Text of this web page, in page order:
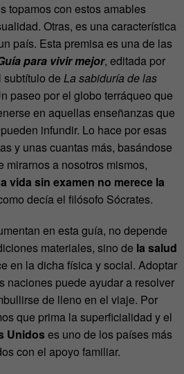
topamos con estos amables
Otras, es una característica
país. Esta premisa es una de las
para vivir mejor, editada por
subtítulo de La sabiduría de las
paseo por el globo terráqueo que
en aquellas enseñanzas que
infundir. Lo hace por esas
y unas cuantas más, basándose
mirarnos a nosotros mismos,
vida sin examen no merece la
decía el filósofo Sócrates.
en esta guía, no depende
materiales, sino de la salud
en la dicha física y social. Adoptar
naciones puede ayudar a resolver
de lleno en el viaje. Por
que prima la superficialidad y el
Unidoses uno de los países más
con el apoyo familiar.